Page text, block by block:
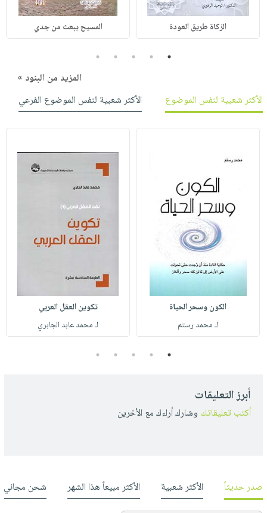
الزكاة طريق العودة المسيح يبعث من جدي
1
2
3
4
5
المزيد من البنود »
الأكثر شعبية لنفس الموضوع
الأكثر شعبية لنفس الموضوع الفرعي
الكون وسحر الحياة
لـ محمد رستم
تكوين العقل العربي
لـ محمد عابد الجابري
1
2
3
4
5
أبرز التعليقات
أكتب تعليقاتك وشارك أراءك مع الأخرين
صدر حديثاً الأكثر شعبية الأكثر مبيعاً هذا الشهر شحن مجاني